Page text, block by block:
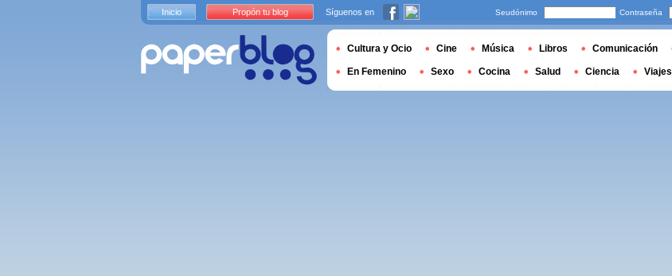
Inicio Propón tu blog Síguenos en Seudónimo Contraseña
Cultura y Ocio Cine Música Libros Comunicación
En Femenino Sexo Cocina Salud Ciencia Viajes